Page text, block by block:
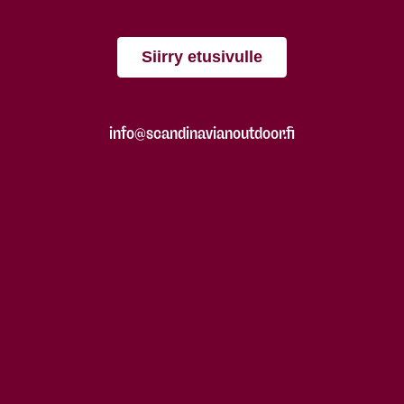
Siirry etusivulle
info@scandinavianoutdoor.fi